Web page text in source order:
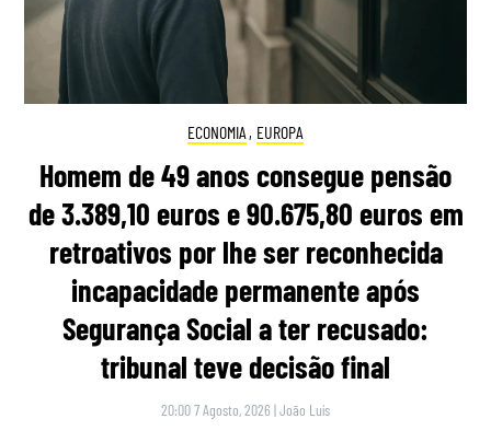
ECONOMIA , EUROPA
Homem de 49 anos consegue pensão
de 3.389,10 euros e 90.675,80 euros em
retroativos por lhe ser reconhecida
incapacidade permanente após
Segurança Social a ter recusado:
tribunal teve decisão final
20:00 7 Agosto, 2026 |João Luís